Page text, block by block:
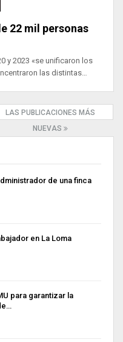
22 mil personas
y 2023 «se unificaron los
las distintas…
LAS PUBLICACIONES MÁS
NUEVAS
de una finca
en La Loma
para garantizar la